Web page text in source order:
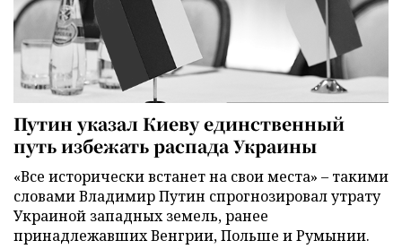
Путин указал Киеву единственный
путь избежать распада Украины
«Все исторически встанет на свои места» – такими
словами Владимир Путин спрогнозировал утрату
Украиной западных земель, ранее
принадлежавших Венгрии, Польше и Румынии.